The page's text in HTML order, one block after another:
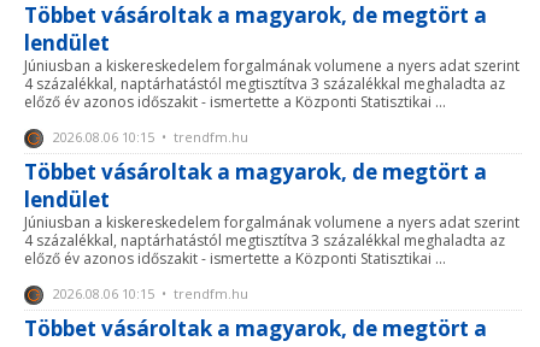
Többet vásároltak a magyarok, de megtört a
lendület
Júniusban a kiskereskedelem forgalmának volumene a nyers adat szerint
4 százalékkal, naptárhatástól megtisztítva 3 százalékkal meghaladta az
előző év azonos időszakit - ismertette a Központi Statisztikai ...
2026.08.06 10:15 • trendfm.hu
Többet vásároltak a magyarok, de megtört a
lendület
Júniusban a kiskereskedelem forgalmának volumene a nyers adat szerint
4 százalékkal, naptárhatástól megtisztítva 3 százalékkal meghaladta az
előző év azonos időszakit - ismertette a Központi Statisztikai ...
2026.08.06 10:15 • trendfm.hu
Többet vásároltak a magyarok, de megtört a